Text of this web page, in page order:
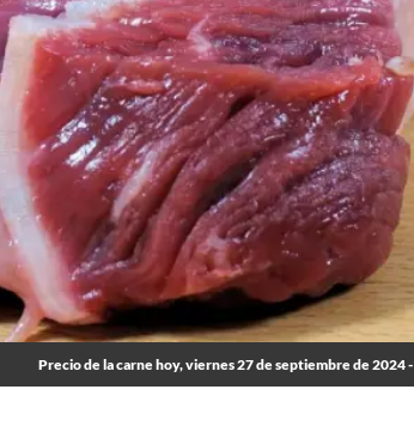
Precio de la carne hoy, viernes 27 de septiembre de 2024 -